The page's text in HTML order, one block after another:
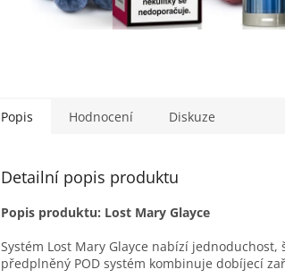
Popis Hodnocení Diskuze
Detailní popis produktu
Popis produktu: Lost Mary Glayce
Systém Lost Mary Glayce nabízí
předplněný POD systém kombinuje dobíjecí